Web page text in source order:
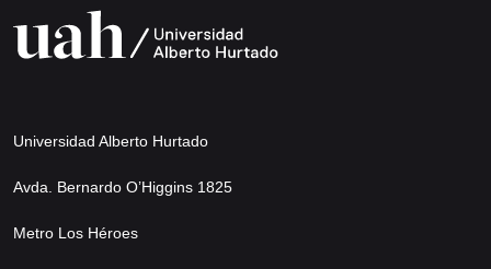
Universidad Alberto Hurtado
Avda. Bernardo O’Higgins 1825
Metro Los Héroes